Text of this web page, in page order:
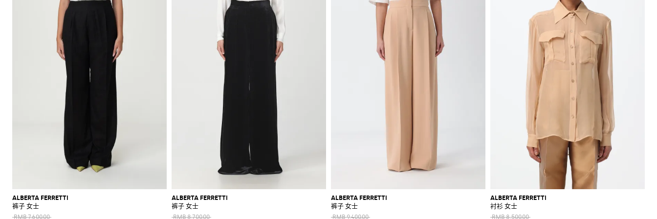
ALBERTA FERRETTI
裤子 女士
RMB 7,600.00
ALBERTA FERRETTI
裤子 女士
RMB 8,700.00
ALBERTA FERRETTI
裤子 女士
RMB 9,400.00
ALBERTA FERRETTI
衬衫 女士
RMB 8,500.00